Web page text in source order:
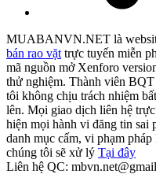
MUABANVN.NET là
bán rao vặt trực tuyến miễn
mã nguồn mở Xenforo
thử nghiệm. Thành viên
tôi không chịu trách nhiệm
lên. Mọi giao dịch liên hệ
hiện mọi hành vi đăng tin sai
danh mục cấm, vi phạm
chúng tôi sẽ xử lý Tại đây
Liên hệ QC: